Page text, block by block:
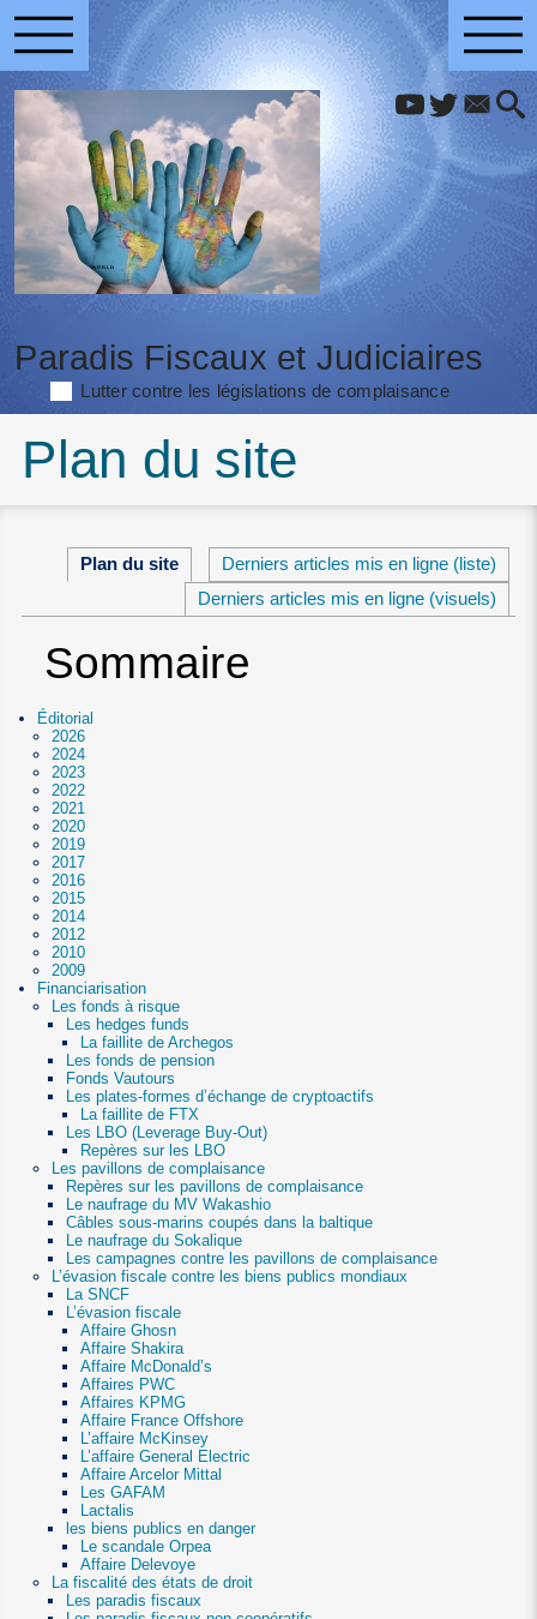
Paradis Fiscaux et Judiciaires
Lutter contre les législations de complaisance
Plan du site
Plan du site
Derniers articles mis en ligne (liste)
Derniers articles mis en ligne (visuels)
Sommaire
Éditorial
2026
2024
2023
2022
2021
2020
2019
2017
2016
2015
2014
2012
2010
2009
Financiarisation
Les fonds à risque
Les hedges funds
La faillite de Archegos
Les fonds de pension
Fonds Vautours
Les plates-formes d’échange de cryptoactifs
La faillite de FTX
Les LBO (Leverage Buy-Out)
Repères sur les LBO
Les pavillons de complaisance
Repères sur les pavillons de complaisance
Le naufrage du MV Wakashio
Câbles sous-marins coupés dans la baltique
Le naufrage du Sokalique
Les campagnes contre les pavillons de complaisance
L’évasion fiscale contre les biens publics mondiaux
La SNCF
L’évasion fiscale
Affaire Ghosn
Affaire Shakira
Affaire McDonald’s
Affaires PWC
Affaires KPMG
Affaire France Offshore
L’affaire McKinsey
L’affaire General Electric
Affaire Arcelor Mittal
Les GAFAM
Lactalis
les biens publics en danger
Le scandale Orpea
Affaire Delevoye
La fiscalité des états de droit
Les paradis fiscaux